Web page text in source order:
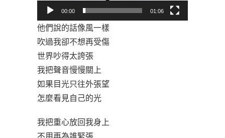
00:00 01:06
他們說的話像風一樣
吹過我卻不想再受傷
世界吵得太誇張
我把聲音慢慢關上
如果目光只往外張望
怎麼看見自己的光
我把重心放回我身上
不用再為誰緊張